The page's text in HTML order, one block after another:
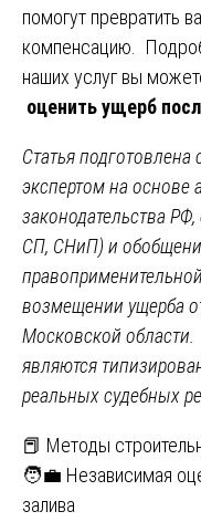
помогут превратить
компенсацию.
наших услуг вы
оценить ущерб
Статья
экспертом на основе
законодательства
СП, СНиП) и
возмещении ущерба
Московской
являются
реальных судебных
Навигация
по
📕 Методы
🧑‍💼 Независимая
залива